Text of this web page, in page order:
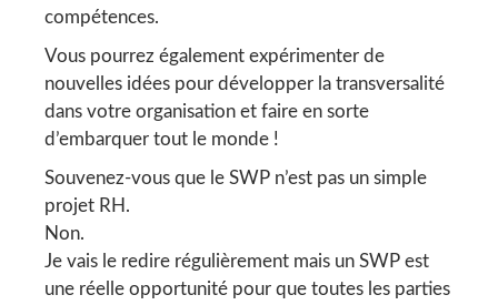
compétences.
Vous pourrez également expérimenter de
nouvelles idées pour développer la transversalité
dans votre organisation et faire en sorte
d’embarquer tout le monde !
Souvenez-vous que le SWP n’est pas un simple
projet RH.
Non.
Je vais le redire régulièrement mais un SWP est
une réelle opportunité pour que toutes les parties